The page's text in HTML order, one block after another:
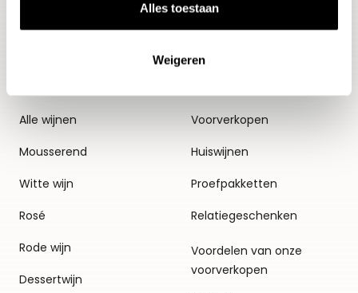
Alles toestaan
Weigeren
Alle wijnen
Mousserend
Witte wijn
Rosé
Rode wijn
Dessertwijn
Thema's
Voorverkopen
Huiswijnen
Proefpakketten
Relatiegeschenken
Voordelen van onze
voorverkopen